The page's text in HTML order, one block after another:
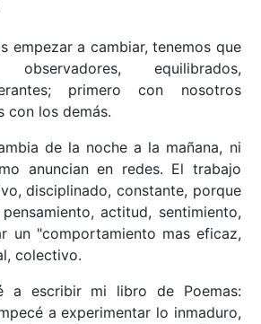
empezar a cambiar, tenemos que
equilibrados,
primero con nosotros
con los demás.
de la noche a la mañana, ni
anuncian en redes. El trabajo
disciplinado, constante, porque
actitud, sentimiento,
un "comportamiento mas eficaz,
colectivo.
a escribir mi libro de Poemas:
a experimentar lo inmaduro,